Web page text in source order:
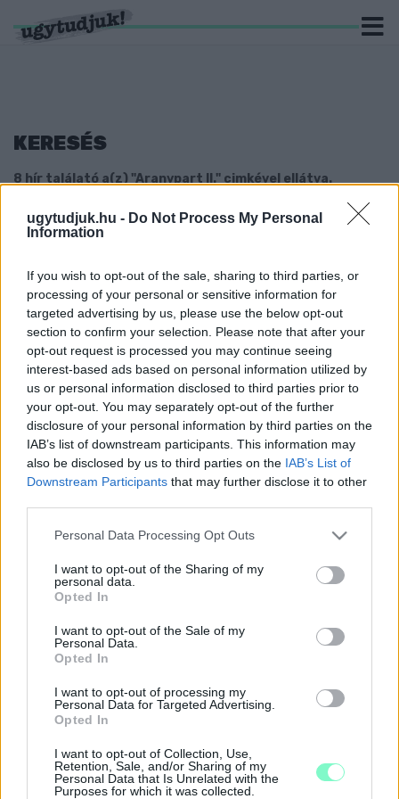
ugytudjuk.hu - Do Not Process My Personal
Information
If you wish to opt-out of the sale, sharing to third parties, or
processing of your personal or sensitive information for
targeted advertising by us, please use the below opt-out
section to confirm your selection. Please note that after your
opt-out request is processed you may continue seeing
interest-based ads based on personal information utilized by
us or personal information disclosed to third parties prior to
your opt-out. You may separately opt-out of the further
disclosure of your personal information by third parties on the
IAB’s list of downstream participants. This information may
also be disclosed by us to third parties on the IAB’s List of
Downstream Participants that may further disclose it to other
Please note that this website/app uses one or more Google
not limited to your visit or usage behaviour. You may click to
grant or deny consent to Google and its third-party tags to
use your data for below specified purposes in below Google
consent section.
Personal Data Processing Opt Outs
I want to opt-out of the Sharing of my
personal data.
Opted In
I want to opt-out of the Sale of my
Personal Data.
Opted In
I want to opt-out of processing my
Personal Data for Targeted Advertising.
Opted In
I want to opt-out of Collection, Use,
Retention, Sale, and/or Sharing of my
Personal Data that Is Unrelated with the
Purposes for which it was collected.
KERESÉS
8 hír találató a(z) "Aranypart II." cimkével ellátva.
MEGÚJULT AZ ARANYPART II - KÖZÖSSÉGI
GRILLHÁZ, TÖBB ÁRNYÉK ÉS HOSSZABB
2026. június. 02. 13:04
Új napvitorlák, rendezett partszakasz, készülő betonlépcső és
hamarosan új szolgáltatások is érkeznek a város népszerű
szabadstrandjára.
EGÉSZSÉG ÉS SPORT EGY HELYEN – TISZA
PIKNIK LESZ SZOMBATON A GYŐRI
ARANYPARTON
2025. szeptember. 19. 08:53
Nagy Feró koncert ugyan nem lesz, de igény sincsen rá.
MEGÚJUL AZ ARANYPART II.
SZABADSTRANDJA GYŐRBEN
2025. augusztus. 14. 16:53
Folytatódik a lidósítás.
ARANYPART II. GYŐRBEN
2025. augusztus. 06. 08:38
partszakaszt.
MEGNYITNAK A GYŐRI SZABADSTRANDOK
2022. május. 30. 19:05
Aranypart I. és II. várja a napozni vágyókat.
HADHÁZY ÁKOS GYANÚS FEJLESZTÉST
TALÁLT A GYŐRI ARANYPARTON
2021. július. 26. 10:08
„Mi a különbség a győri Aranypart II strand mosdójáról készült két